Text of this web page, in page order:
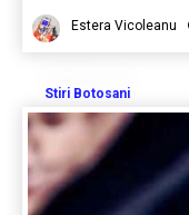
Estera Vicoleanu
Stiri Botosani